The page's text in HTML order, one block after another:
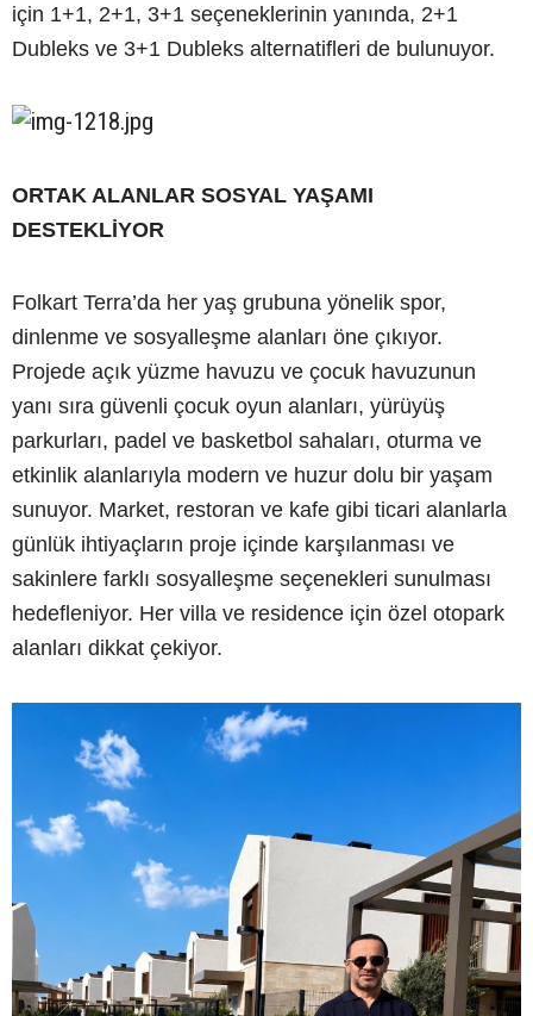
için 1+1, 2+1, 3+1 seçeneklerinin yanında, 2+1
Dubleks ve 3+1 Dubleks alternatifleri de bulunuyor.
ORTAK ALANLAR SOSYAL YAŞAMI
DESTEKLİYOR
Folkart Terra’da her yaş grubuna yönelik spor,
dinlenme ve sosyalleşme alanları öne çıkıyor.
Projede açık yüzme havuzu ve çocuk havuzunun
yanı sıra güvenli çocuk oyun alanları, yürüyüş
parkurları, padel ve basketbol sahaları, oturma ve
etkinlik alanlarıyla modern ve huzur dolu bir yaşam
sunuyor. Market, restoran ve kafe gibi ticari alanlarla
günlük ihtiyaçların proje içinde karşılanması ve
sakinlere farklı sosyalleşme seçenekleri sunulması
hedefleniyor. Her villa ve residence için özel otopark
alanları dikkat çekiyor.